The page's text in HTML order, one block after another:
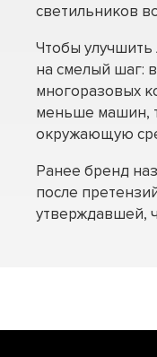
светильников
Чтобы улучшить
на смелый шаг:
многоразовых
меньше машин,
окружающую
Ранее бренд
после
утверждавшей,